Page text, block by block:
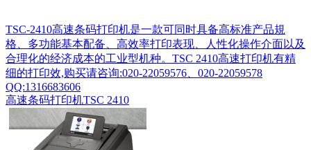
TSC-2410高速条码打印机是一款可同时具备高标准产品規
格、多功能基本配备、高效率打印表现、人性化操作介面以及
合理化的经济成本的工业型机种。TSC 2410高速打印机有精
细的打印效,购买请咨询:020-22059576、020-22059578
QQ:1316683606
高速条码打印机TSC 2410